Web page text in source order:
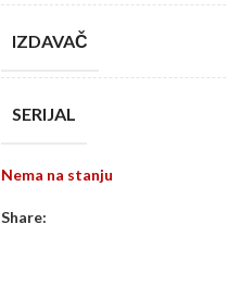
IZDAVAČ
SERIJAL
Nema na stanju
Share: